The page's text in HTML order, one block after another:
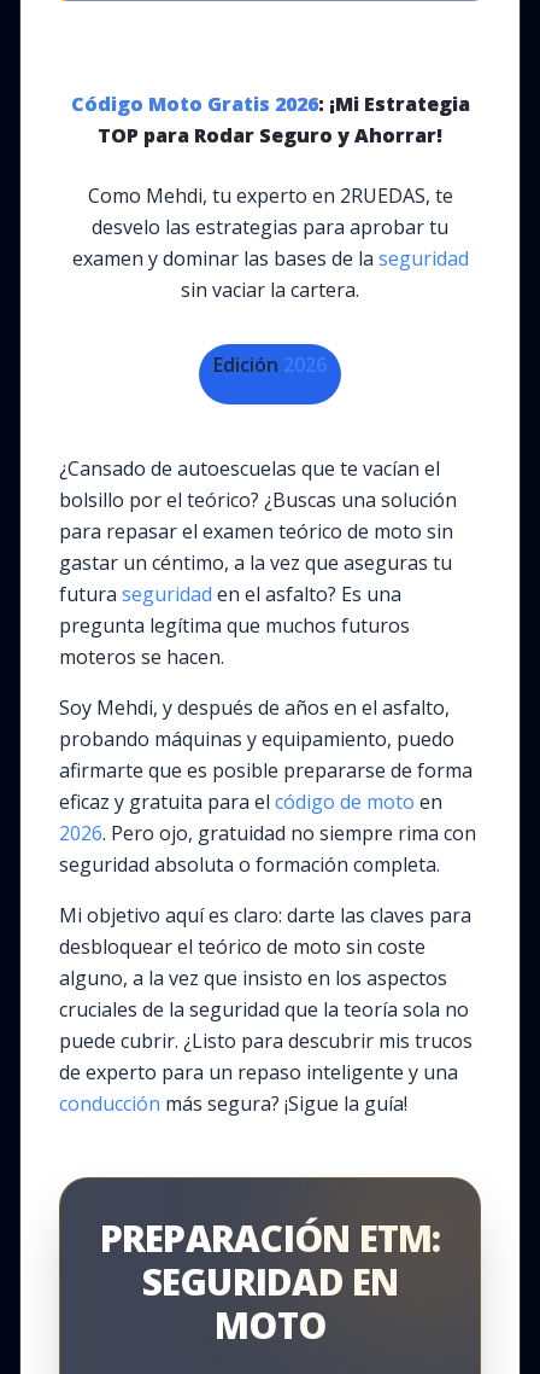
Código Moto Gratis 2026: ¡Mi Estrategia
TOP para Rodar Seguro y Ahorrar!
Como Mehdi, tu experto en 2RUEDAS, te
desvelo las estrategias para aprobar tu
examen y dominar las bases de la seguridad
sin vaciar la cartera.
Edición 2026
¿Cansado de autoescuelas que te vacían el
bolsillo por el teórico? ¿Buscas una solución
para repasar el examen teórico de moto sin
gastar un céntimo, a la vez que aseguras tu
futura seguridad en el asfalto? Es una
pregunta legítima que muchos futuros
moteros se hacen.
Soy Mehdi, y después de años en el asfalto,
probando máquinas y equipamiento, puedo
afirmarte que es posible prepararse de forma
eficaz y gratuita para el código de moto en
2026. Pero ojo, gratuidad no siempre rima con
seguridad absoluta o formación completa.
Mi objetivo aquí es claro: darte las claves para
desbloquear el teórico de moto sin coste
alguno, a la vez que insisto en los aspectos
cruciales de la seguridad que la teoría sola no
puede cubrir. ¿Listo para descubrir mis trucos
de experto para un repaso inteligente y una
conducción más segura? ¡Sigue la guía!
PREPARACIÓN ETM:
SEGURIDAD EN
MOTO